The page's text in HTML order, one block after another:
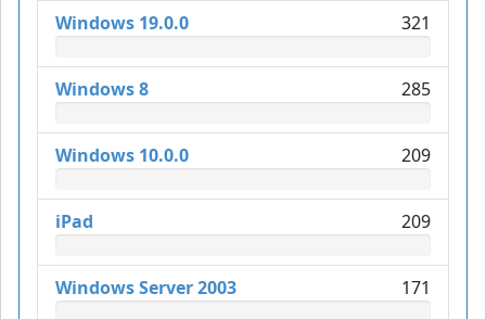
Windows 19.0.0 321
Windows 8 285
Windows 10.0.0 209
iPad 209
Windows Server 2003 171